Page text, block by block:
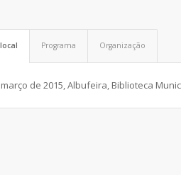
Programa Organização
de 2015, Albufeira, Biblioteca